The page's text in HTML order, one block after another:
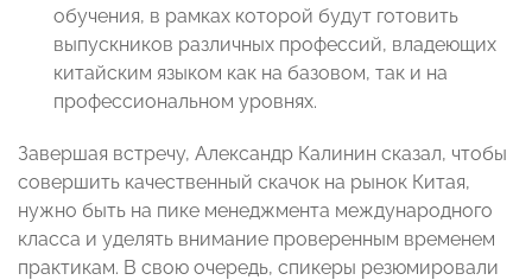
обучения, в рамках которой будут готовить
выпускников различных профессий, владеющих
китайским языком как на базовом, так и на
профессиональном уровнях.
Завершая встречу, Александр Калинин сказал, чтобы
совершить качественный скачок на рынок Китая,
нужно быть на пике менеджмента международного
класса и уделять внимание проверенным временем
практикам. В свою очередь, спикеры резюмировали